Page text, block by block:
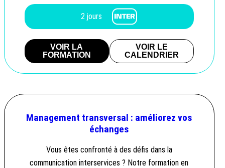
2 jours
VOIR LA
FORMATION
VOIR LE
CALENDRIER
Management transversal : améliorez vos
échanges
Vous êtes confronté à des défis dans la
communication interservices ? Notre formation en